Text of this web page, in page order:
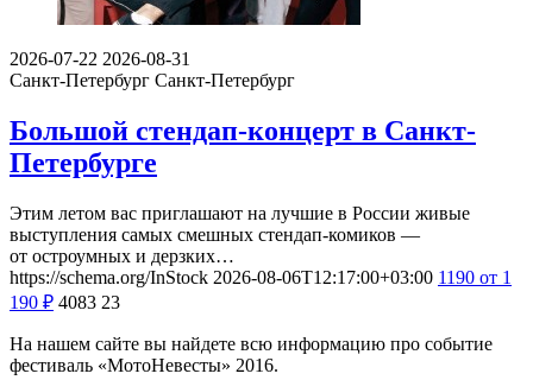
2026-07-22 2026-08-31
Санкт-Петербург Санкт-Петербург
Большой стендап-концерт в Санкт-
Петербурге
Этим летом вас приглашают на лучшие в России живые
выступления самых смешных стендап-комиков —
от остроумных и дерзких…
https://schema.org/InStock 2026-08-06T12:17:00+03:00 1190 от 1
190 ₽ 4083 23
На нашем сайте вы найдете всю информацию про событие
фестиваль «МотоНевесты» 2016.